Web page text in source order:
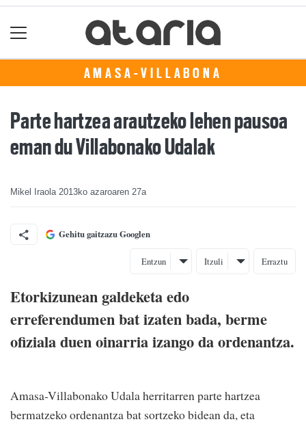
AMASA-VILLABONA
Parte hartzea arautzeko lehen pausoa
eman du Villabonako Udalak
Mikel Iraola 2013ko azaroaren 27a
Gehitu gaitzazu Googlen
Entzun Itzuli Erraztu
Etorkizunean galdeketa edo
erreferendumen bat izaten bada, berme
ofiziala duen oinarria izango da ordenantza.
Amasa-Villabonako Udala herritarren parte hartzea
bermatzeko ordenantza bat sortzeko bidean da, eta